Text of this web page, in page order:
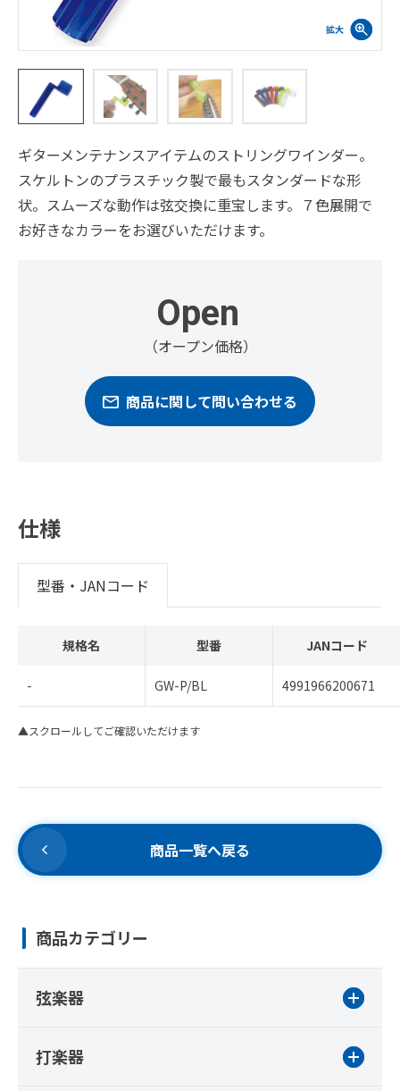
ギターメンテナンスアイテムのストリングワインダー。
スケルトンのプラスチック製で最もスタンダードな形
状。スムーズな動作は弦交換に重宝します。７色展開で
お好きなカラーをお選びいただけます。
Open
（オープン価格）
商品に関して問い合わせる
仕様
型番・JANコード
規格名 型番 JANコード
- GW-P/BL 4991966200671
▲スクロールしてご確認いただけます
商品一覧へ戻る
商品カテゴリー
弦楽器
打楽器